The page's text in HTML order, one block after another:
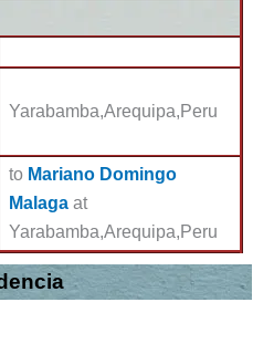
Yarabamba,Arequipa,Peru
to Mariano Domingo
Malaga at
Yarabamba,Arequipa,Peru